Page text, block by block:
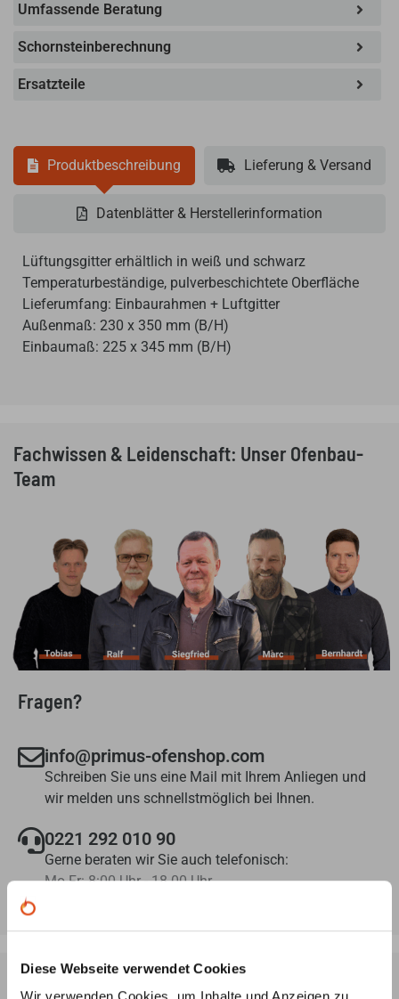
Diese Webseite verwendet Cookies
Umfassende Beratung
Schornsteinberechnung
Ersatzteile
Produktbeschreibung Lieferung & Versand
Datenblätter & Herstellerinformation
Lüftungsgitter erhältlich in weiß und schwarz
Temperaturbeständige, pulverbeschichtete Oberfläche
Lieferumfang: Einbaurahmen + Luftgitter
Außenmaß: 230 x 350 mm (B/H)
Einbaumaß: 225 x 345 mm (B/H)
Fachwissen & Leidenschaft: Unser Ofenbau-
Team
Fragen?
info@primus-ofenshop.com
Schreiben Sie uns eine Mail mit Ihrem Anliegen und
wir melden uns schnellstmöglich bei Ihnen.
0221 292 010 90
Gerne beraten wir Sie auch telefonisch:
Mo-Fr: 8:00 Uhr - 18.00 Uhr